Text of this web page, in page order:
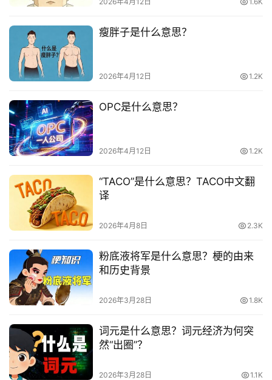
用
贺
词
网
络
热
词
电
词
其
他
词
登录
瘦胖子是什么意思？
2026年4月12日 1.2K
OPC是什么意思？
2026年4月12日 1.2K
“TACO”是什么意思？TACO中文翻
译
2026年4月8日 2.3K
粉底液将军是什么意思？梗的由来
和历史背景
2026年3月28日 1.8K
词元是什么意思？词元经济为何突
然“出圈”？
2026年3月28日 1.1K